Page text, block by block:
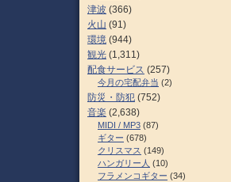
津波 (366)
火山 (91)
環境 (944)
観光 (1,311)
配食サービス (257)
今月の宅配弁当 (2)
防災・防犯 (752)
音楽 (2,638)
MIDI / MP3 (87)
ギター (678)
クリスマス (149)
ハンガリー人 (10)
フラメンコギター (34)